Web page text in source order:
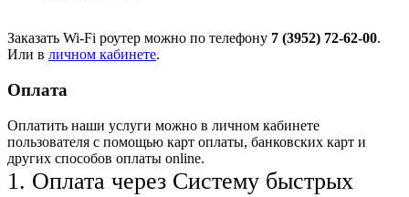
Заказать Wi-Fi роутер можно по телефону 7 (3952) 72-62-00.
Или в личном кабинете.
Оплата
Оплатить наши услуги можно в личном кабинете
пользователя с помощью карт оплаты, банковских карт и
других способов оплаты online.
1. Оплата через Систему быстрых